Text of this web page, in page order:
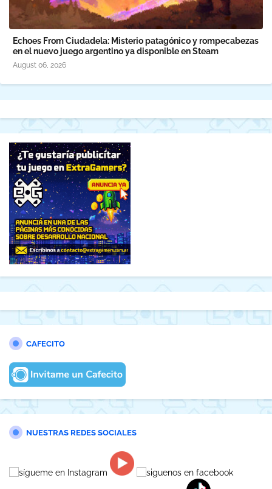
Echoes From Ciudadela: Misterio patagónico y rompecabezas
en el nuevo juego argentino ya disponible en Steam
August 06, 2026
CAFECITO
NUESTRAS REDES SOCIALES